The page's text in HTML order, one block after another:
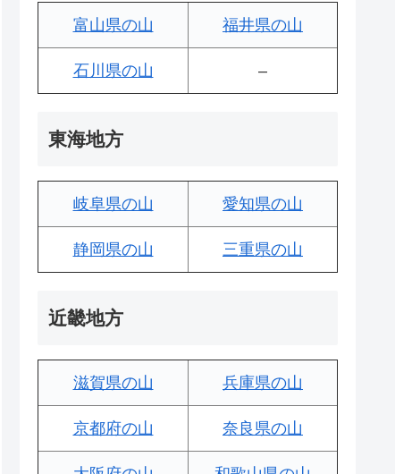
富山県の山 福井県の山
石川県の山 –
東海地方
岐阜県の山 愛知県の山
静岡県の山 三重県の山
近畿地方
滋賀県の山 兵庫県の山
京都府の山 奈良県の山